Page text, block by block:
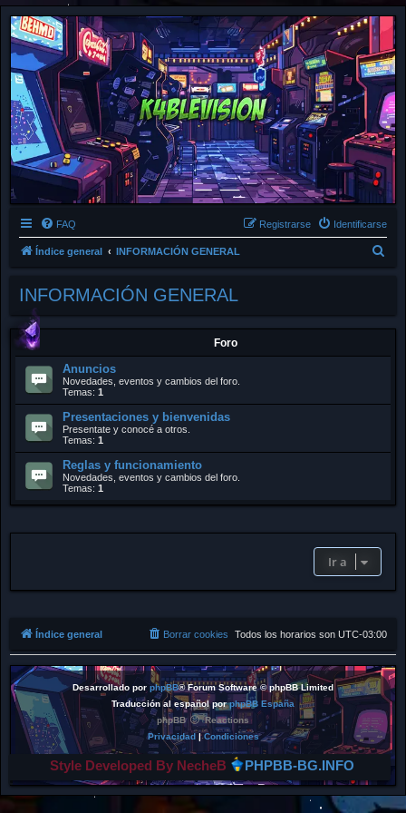
FAQ Identificarse
Registrarse
Índice general INFORMACIÓN GENERAL
c
r
INFORMACIÓN GENERAL
Foro
Anuncios
Novedades, eventos y cambios del foro.
Temas: 1
Presentaciones y bienvenidas
Presentate y conocé a otros.
Temas: 1
Reglas y funcionamiento
Novedades, eventos y cambios del foro.
Temas: 1
Ir a
Índice general Todos los horarios son UTC-03:00
Borrar cookies
Desarrollado porphpBB® Forum Software © phpBB Limited
Traducción al español porphpBB España
phpBB
Reactions
Privacidad|Condiciones
Style Developed By NecheB PHPBB-BG.INFO